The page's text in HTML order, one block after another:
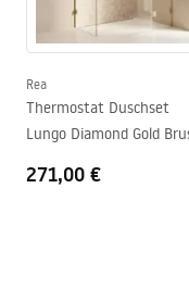
Montage
Kabinenrichtung
Garantie
Easy Clean Beschichtung
Montageanleitung
Kabina Primo
PRIMO SWING
Rea
Thermostat Duschset
Lungo Diamond Gold
271,00 €